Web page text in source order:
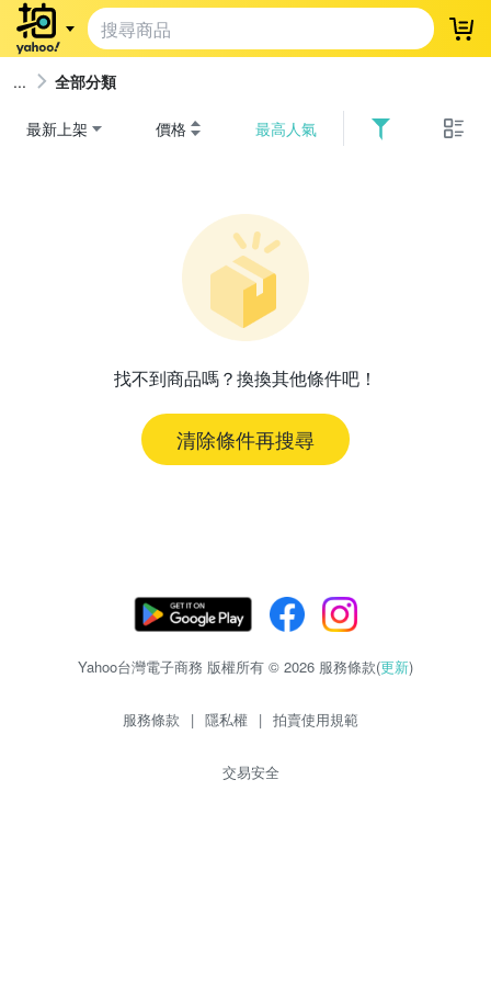
登
全部分類
最新上架 價格 最高人氣
找不到商品嗎？換換其他條件吧！
清除條件再搜尋
Yahoo台灣電子商務 版權所有 © 2026 服務條款(更新)
服務條款 | 隱私權 | 拍賣使用規範
交易安全